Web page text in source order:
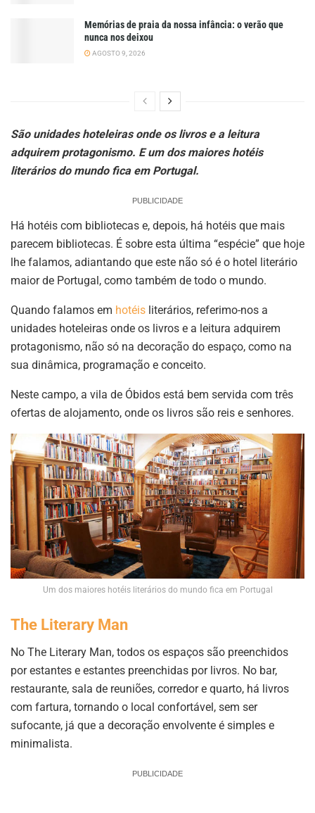
Memórias de praia da nossa infância: o verão que
nunca nos deixou
AGOSTO 9, 2026
São unidades hoteleiras onde os livros e a leitura
adquirem protagonismo. E um dos maiores hotéis
literários do mundo fica em Portugal.
PUBLICIDADE
Há hotéis com bibliotecas e, depois, há hotéis que mais
parecem bibliotecas. É sobre esta última “espécie” que hoje
lhe falamos, adiantando que este não só é o hotel literário
maior de Portugal, como também de todo o mundo.
Quando falamos em hotéis literários, referimo-nos a
unidades hoteleiras onde os livros e a leitura adquirem
protagonismo, não só na decoração do espaço, como na
sua dinâmica, programação e conceito.
Neste campo, a vila de Óbidos está bem servida com três
ofertas de alojamento, onde os livros são reis e senhores.
Um dos maiores hotéis literários do mundo fica em Portugal
The Literary Man
No The Literary Man, todos os espaços são preenchidos
por estantes e estantes preenchidas por livros. No bar,
restaurante, sala de reuniões, corredor e quarto, há livros
com fartura, tornando o local confortável, sem ser
sufocante, já que a decoração envolvente é simples e
minimalista.
PUBLICIDADE